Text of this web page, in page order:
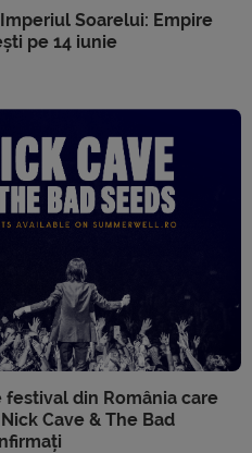
Soarelui: Empire
pe 14 iunie
din România care
Cave & The Bad